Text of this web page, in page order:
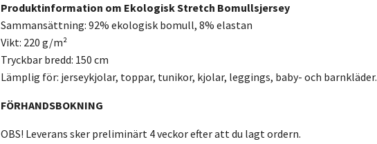
Produktinformation om Ekologisk Stretch Bomullsjersey
Sammansättning: 92% ekologisk bomull, 8% elastan
Vikt: 220 g/m²
Tryckbar bredd: 150 cm
Lämplig för: jerseykjolar, toppar, tunikor, kjolar, leggings, baby- och barnkläder.
FÖRHANDSBOKNING
OBS! Leverans sker preliminärt 4 veckor efter att du lagt ordern.